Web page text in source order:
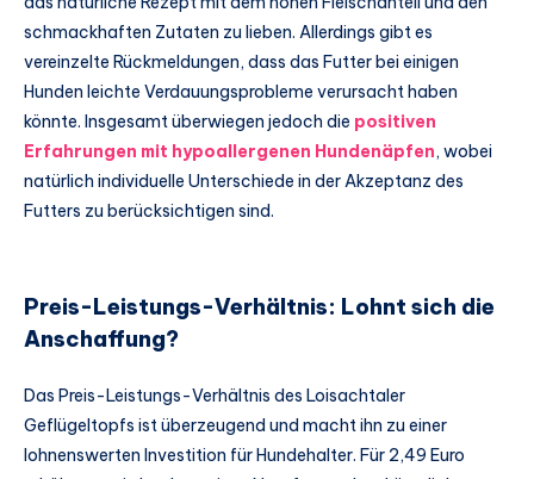
schmackhaften Zutaten zu lieben. Allerdings gibt es
vereinzelte Rückmeldungen, dass das Futter bei einigen
Hunden leichte Verdauungsprobleme verursacht haben
könnte. Insgesamt überwiegen jedoch die positiven
Erfahrungen mit hypoallergenen Hundenäpfen, wobei
natürlich individuelle Unterschiede in der Akzeptanz des
Futters zu berücksichtigen sind.
Preis-Leistungs-Verhältnis: Lohnt sich die
Anschaffung?
Das Preis-Leistungs-Verhältnis des Loisachtaler
Geflügeltopfs ist überzeugend und macht ihn zu einer
lohnenswerten Investition für Hundehalter. Für 2,49 Euro